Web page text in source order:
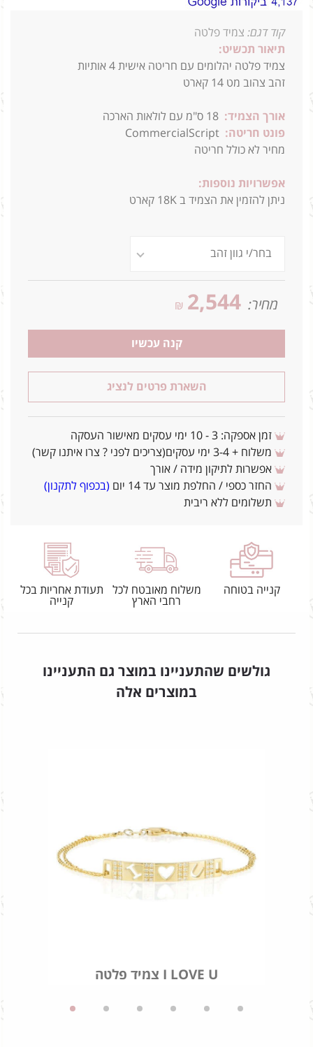
קוד דגם: צמיד פלטה
תיאור תכשיט:
צמיד פלטה יהלומים עם חריטה אישית 4 אותיות
זהב צהוב מט 14 קארט
אורך הצמיד:
פונט חריטה: CommercialScript
מחיר לא כולל חריטה
אפשרויות נוספות:
ניתן להזמין את הצמיד ב 18K קארט
מחיר: 2,544
₪
קנה עכשיו
השארת פרטים לנציג
זמן אספקה: 3 - 10 ימי עסקים מאישור העסקה
משלוח + 3-4 ימי עסקים(צריכים לפני ? צרו איתנו קשר)
אפשרות לתיקון מידה / אורך
החזר כספי / החלפת מוצר עד 14 יום
(בכפוף לתקנון)
תשלומים ללא ריבית
קנייה בטוחה
משלוח מאובטח לכל
רחבי הארץ
תעודת אחריות בכל
קנייה
גולשים שהתעניינו במוצר גם התעניינו
במוצרים אלה
צמיד פלטה I LOVE U